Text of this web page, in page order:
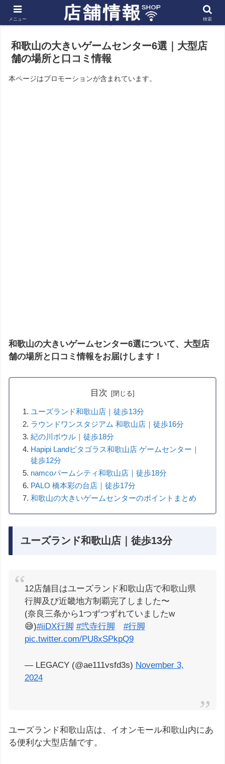
ホーム 近畿 和歌山の店舗
和歌山の大きいゲームセンター6選｜大型店
舗の場所と口コミ情報
本ページはプロモーションが含まれています。
和歌山の大きいゲームセンター6選について、大型店
舗の場所と口コミ情報をお届けします！
目次
ユーズランド和歌山店｜徒歩13分
ラウンドワンスタジアム 和歌山店｜徒歩16分
紀の川ボウル｜徒歩18分
Hapipi Landピタゴラス和歌山店 ゲームセンター｜
徒歩12分
namcoパームシティ和歌山店｜徒歩18分
PALO 橋本彩の台店｜徒歩17分
和歌山の大きいゲームセンターのポイントまとめ
ユーズランド和歌山店｜徒歩13分
12店舗目はユーズランド和歌山店で和歌山県
行脚及び近畿地方制覇完了しました〜
(奈良三条から1つずつずれていましたw
😅)#iiDX行脚 #弐寺行脚
#行脚
pic.twitter.com/PU8xSPkpQ9
— LEGACY (@ae111vsfd3s) November 3,
2024
ユーズランド和歌山店は、イオンモール和歌山内にあ
る便利な大型店舗です。
メニュー 検索